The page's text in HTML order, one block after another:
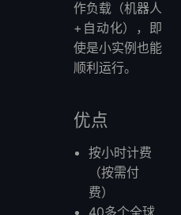
作负载（机器人
+自动化），即
使是小实例也能
顺利运行。
优点
按小时计费
（按需付
费）
40多个全球